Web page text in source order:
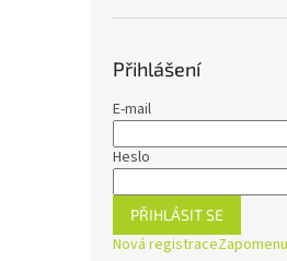
Přihlášení
E-mail
Heslo
PŘIHLÁSIT SE
Nová registrace